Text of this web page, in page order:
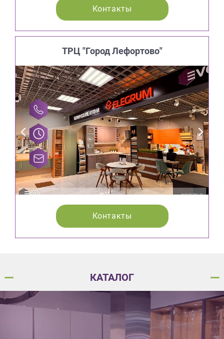
Контакты
ТРЦ "Город Лефортово"
Контакты
КАТАЛОГ